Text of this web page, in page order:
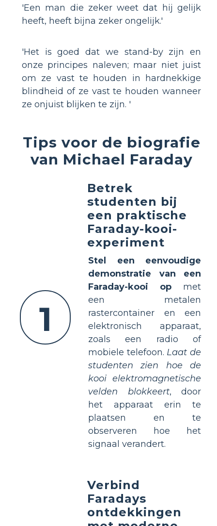
'Een man die zeker weet dat hij gelijk
heeft, heeft bijna zeker ongelijk.'
'Het is goed dat we stand-by zijn en
onze principes naleven; maar niet juist
om ze vast te houden in hardnekkige
blindheid of ze vast te houden wanneer
ze onjuist blijken te zijn. '
Tips voor de biografie
van Michael Faraday
1
Betrek
studenten bij
een praktische
Faraday-kooi-
experiment
Stel een eenvoudige
demonstratie van een
Faraday-kooi op met
een metalen
rastercontainer en een
elektronisch apparaat,
zoals een radio of
mobiele telefoon. Laat de
studenten zien hoe de
kooi elektromagnetische
velden blokkeert, door
het apparaat erin te
plaatsen en te
observeren hoe het
signaal verandert.
Verbind
Faradays
ontdekkingen